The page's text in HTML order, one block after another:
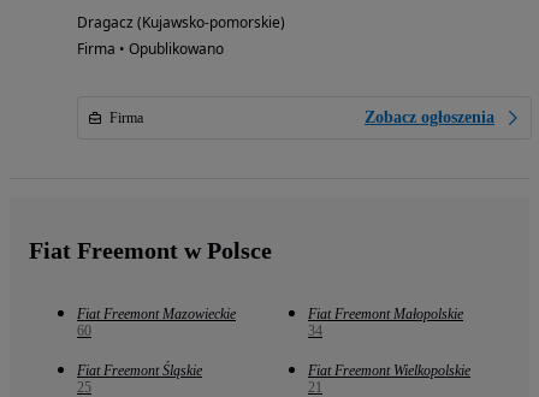
Dragacz (Kujawsko-pomorskie)
Firma • Opublikowano
Firma Zobacz ogłoszenia
Fiat Freemont w Polsce
Fiat Freemont Mazowieckie
60
Fiat Freemont Małopolskie
34
Fiat Freemont Śląskie
25
Fiat Freemont Wielkopolskie
21